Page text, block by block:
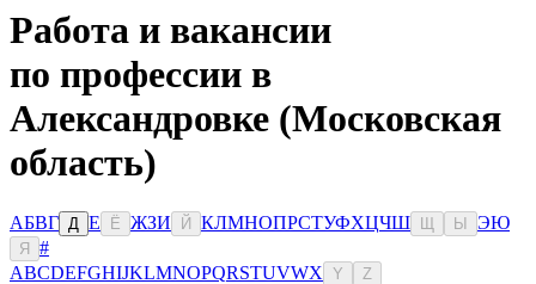
Работа и вакансии
по профессии в
Александровке (Московская
область)
АБВГ Д Е Ё ЖЗИ Й КЛМНОПРСТУФХЦЧШ Ы ЭЮ
Я
#
ABCDEFGHIJKLMNOPQRSTUVWX Y Z